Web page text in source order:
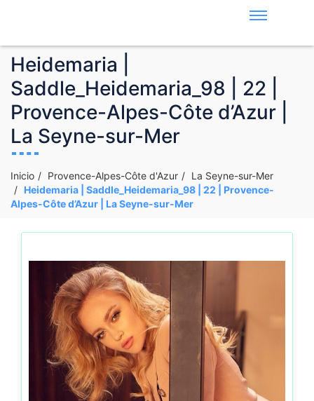
Heidemaria |
Saddle_Heidemaria_98 | 22 |
Provence-Alpes-Côte d’Azur |
La Seyne-sur-Mer
Inicio Provence-Alpes-Côte d'Azur
La Seyne-sur-Mer
Heidemaria | Saddle_Heidemaria_98 | 22 | Provence-
Alpes-Côte d’Azur | La Seyne-sur-Mer